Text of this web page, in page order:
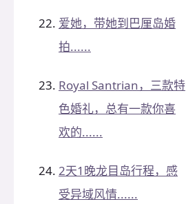
爱她，带她到巴厘岛婚
拍......
Royal Santrian，三款特
色婚礼，总有一款你喜
欢的......
2天1晚龙目岛行程，感
受异域风情......